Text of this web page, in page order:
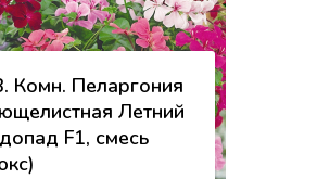
Комн. Пеларгония
Летний
F1, смесь